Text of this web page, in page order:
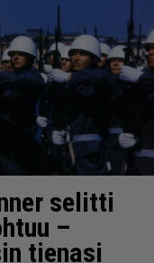
selitti
–
tienasi